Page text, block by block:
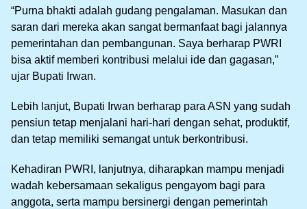
“Purna bhakti adalah gudang pengalaman. Masukan dan
saran dari mereka akan sangat bermanfaat bagi jalannya
pemerintahan dan pembangunan. Saya berharap PWRI
bisa aktif memberi kontribusi melalui ide dan gagasan,”
ujar Bupati Irwan.
Lebih lanjut, Bupati Irwan berharap para ASN yang sudah
pensiun tetap menjalani hari-hari dengan sehat, produktif,
dan tetap memiliki semangat untuk berkontribusi.
Kehadiran PWRI, lanjutnya, diharapkan mampu menjadi
wadah kebersamaan sekaligus pengayom bagi para
anggota, serta mampu bersinergi dengan pemerintah